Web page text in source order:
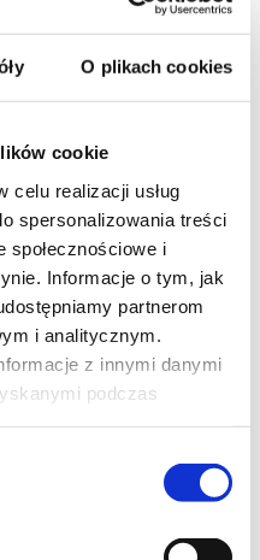
O plikach cookies
cookie
celu realizacji usług
spersonalizowania treści
społecznościowe i
Informacje o tym, jak
partnerom
i analitycznym.
z innymi danymi
podczas
nie rozpieszczało. Za pomocą
obu panom wiarę w
są poddawani, odkrywa przed
humorem oraz
w niej również elementy